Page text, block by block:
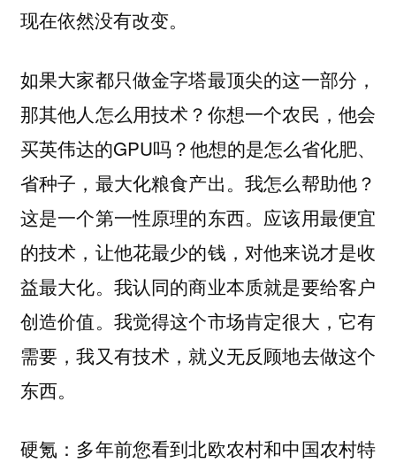
现在依然没有改变。
如果大家都只做金字塔最顶尖的这一部分，
那其他人怎么用技术？你想一个农民，他会
买英伟达的GPU吗？他想的是怎么省化肥、
省种子，最大化粮食产出。我怎么帮助他？
这是一个第一性原理的东西。应该用最便宜
的技术，让他花最少的钱，对他来说才是收
益最大化。我认同的商业本质就是要给客户
创造价值。我觉得这个市场肯定很大，它有
需要，我又有技术，就义无反顾地去做这个
东西。
硬氪：多年前您看到北欧农村和中国农村特